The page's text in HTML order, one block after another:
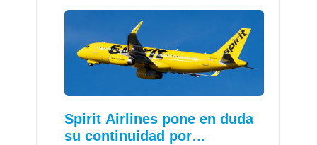
Spirit Airlines pone en duda
su continuidad por…